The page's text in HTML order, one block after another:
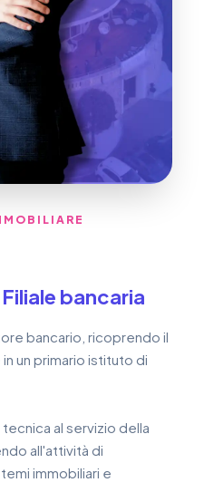
bancaria
bancario, ricoprendo il
un primario istituto di
al servizio della
all'attività di
immobiliari e